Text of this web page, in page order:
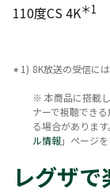
110度CS 4K＊1
8K放送の受信に
※ 本商品に搭載
ナーで視聴でき
る場合がありま
ル情報」ページ
レグザで